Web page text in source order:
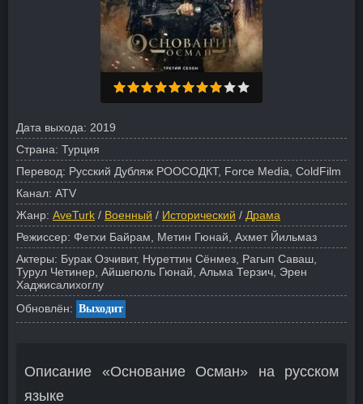
Дата выхода: 2019
Страна: Турция
Перевод: Русский Дубляж РООСОДКТ, Force Media, ColdFilm
Канал: ATV
Жанр: AveTurk / Военный / Исторический / Драма
Режиссер: Фетхи Байрам, Метин Гюнай, Ахмет Йильмаз
Актеры: Бурак Озчивит, Нуреттин Сёнмез, Рагып Саваш,
Турул Четинер, Айшегюль Гюнай, Альма Терзич, Эрен
Хаджисалихоглу
Обновлён: Выходит
Описание «Основание Осман» на русском
языке